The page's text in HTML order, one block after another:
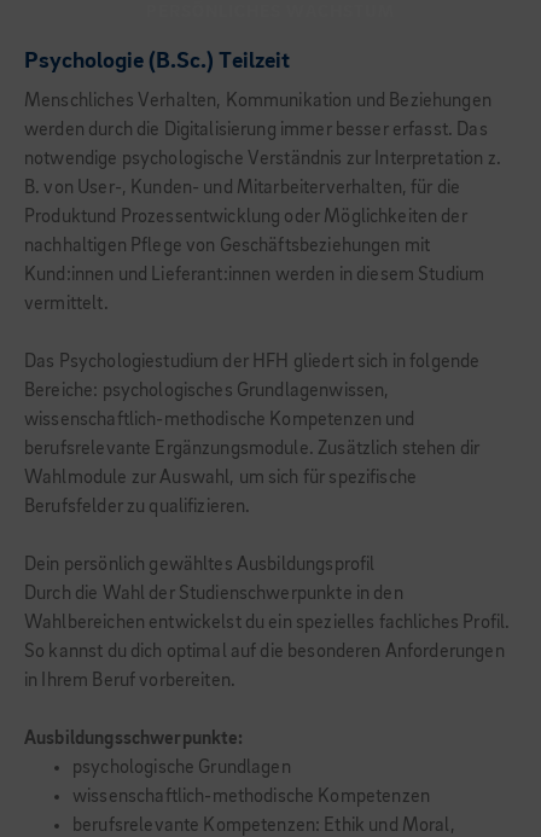
Psychologie (B.Sc.) Teilzeit
Menschliches Verhalten, Kommunikation und Beziehungen
werden durch die Digitalisierung immer besser erfasst. Das
notwendige psychologische Verständnis zur Interpretation z.
B. von User-, Kunden- und Mitarbeiterverhalten, für die
Produktund Prozessentwicklung oder Möglichkeiten der
nachhaltigen Pflege von Geschäftsbeziehungen mit
Kund:innen und Lieferant:innen werden in diesem Studium
vermittelt.
Das Psychologiestudium der HFH gliedert sich in folgende
Bereiche: psychologisches Grundlagenwissen,
wissenschaftlich-methodische Kompetenzen und
berufsrelevante Ergänzungsmodule. Zusätzlich stehen dir
Wahlmodule zur Auswahl, um sich für spezifische
Berufsfelder zu qualifizieren.
Dein persönlich gewähltes Ausbildungsprofil
Durch die Wahl der Studienschwerpunkte in den
Wahlbereichen entwickelst du ein spezielles fachliches Profil.
So kannst du dich optimal auf die besonderen Anforderungen
in Ihrem Beruf vorbereiten.
Ausbildungsschwerpunkte:
psychologische Grundlagen
wissenschaftlich-methodische Kompetenzen
berufsrelevante Kompetenzen: Ethik und Moral,